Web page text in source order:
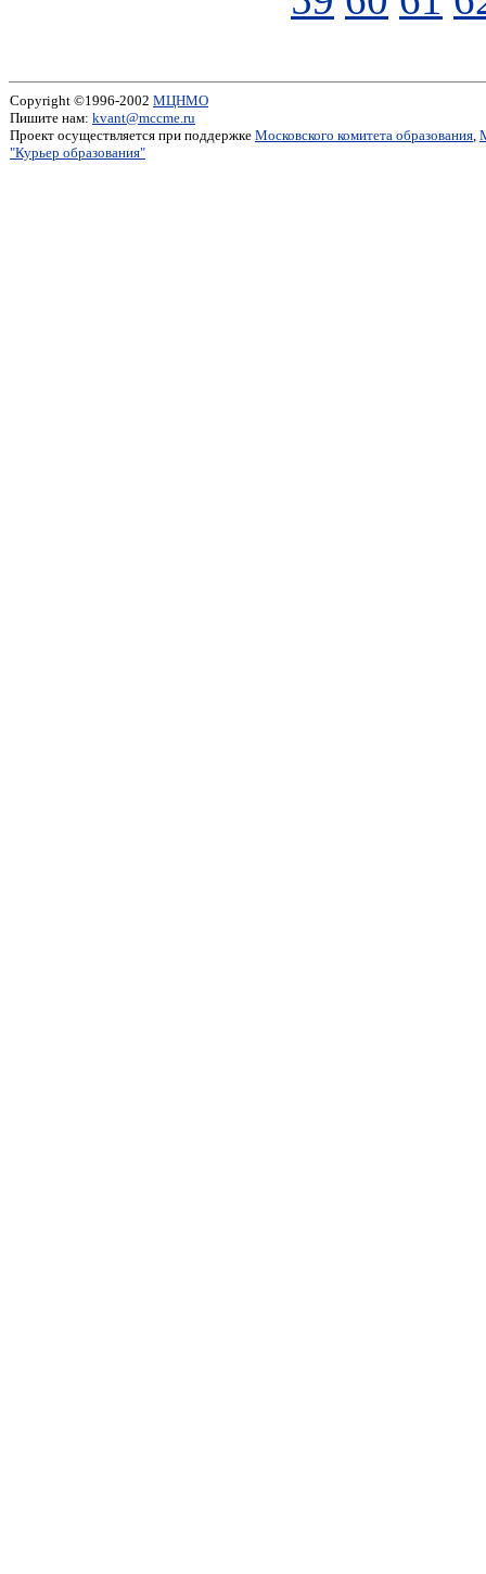
Copyright ©1996-2002 МЦНМО
Пишите нам: kvant@mccme.ru
Проект осуществляется при поддержке Московского комитета образования,
"Курьер образования"